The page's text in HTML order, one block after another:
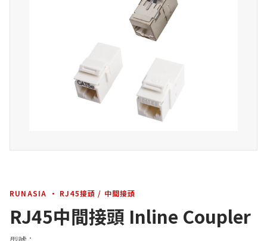
RUNASIA · RJ45接頭 / 中間接頭
RJ45中間接頭 Inline Coupler